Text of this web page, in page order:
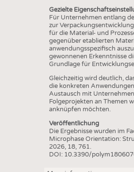
SCHEDULE
CALENDAR
Gezielte
Für Unternehmen entlang
zur
für die Material- und
gegenüber etablierten
anwendungsspezifisch
gewonnenen Erkenntnisse
Grundlage für
Gleichzeitig wird deutlich,
die konkreten
Austausch mit
Folgeprojekten an Themen
anknüpfen möchten.
Veröffentlichung
Die Ergebnisse wurden im
Microphase Orientation:
2026, 18, 761.
DOI: 10.3390/